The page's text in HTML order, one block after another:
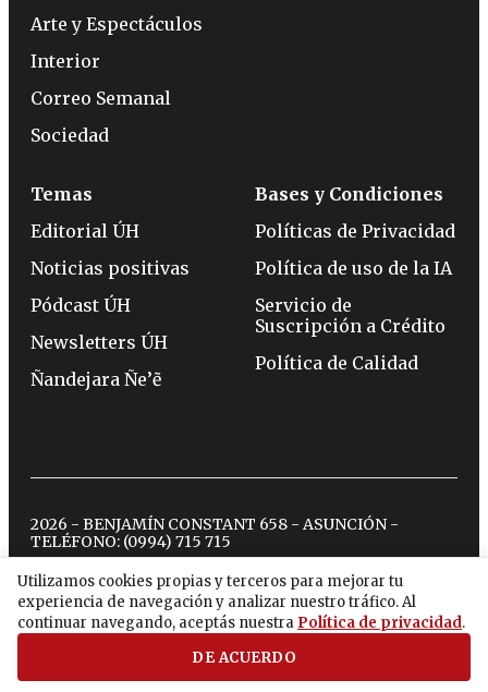
Utilizamos cookies propias y terceros para mejorar tu
experiencia de navegación y analizar nuestro tráfico. Al
continuar navegando, aceptás nuestra Política de privacidad.
DE ACUERDO
Arte y Espectáculos
Interior
Correo Semanal
Sociedad
Temas
Editorial ÚH
Noticias positivas
Pódcast ÚH
Newsletters ÚH
Ñandejara Ñe’ẽ
Bases y Condiciones
Políticas de Privacidad
Política de uso de la IA
Servicio de
Suscripción a Crédito
Política de Calidad
2026 - BENJAMÍN CONSTANT 658 - ASUNCIÓN -
TELÉFONO: (0994) 715 715
twitterinstagram
facebook
tiktokyoutubespotify